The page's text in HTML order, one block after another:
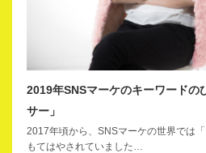
2019年SNSマーケのキーワードの
サー」
2017年頃から、SNSマーケの世界では
もてはやされていました…